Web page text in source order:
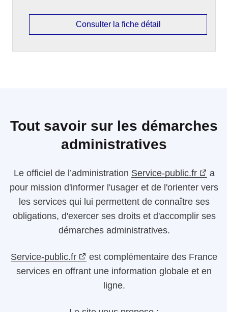
Consulter la fiche détail
Tout savoir sur les démarches
administratives
Le officiel de l’administration Service-public.fr
a
pour mission d'informer l'usager et de l'orienter vers
les services qui lui permettent de connaître ses
obligations, d'exercer ses droits et d'accomplir ses
démarches administratives.
Service-public.fr
est complémentaire des France
services en offrant une information globale et en
ligne.